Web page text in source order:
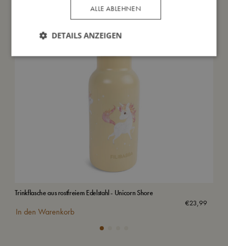
Trinkflasche aus rostfreiem Edelstahl - Unicorn Shore
€23,99
In den Warenkorb
ALLE ABLEHNEN
DETAILS ANZEIGEN